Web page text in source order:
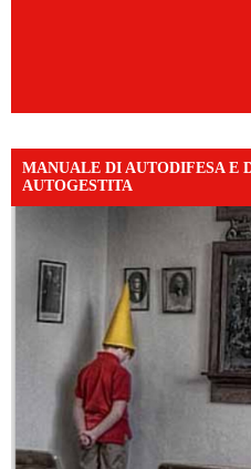
MANUALE DI AUTODIFESA E
AUTOGESTITA